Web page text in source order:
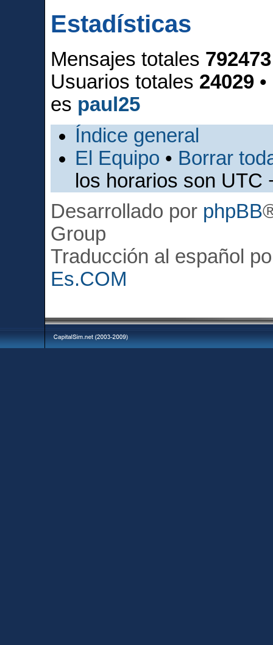
Estadísticas
Mensajes totales 792473
Usuarios totales 24029
es paul25
Índice general
El Equipo • Borrar
los horarios son UTC
Desarrollado por phpBB
Group
Traducción al español
Es.COM